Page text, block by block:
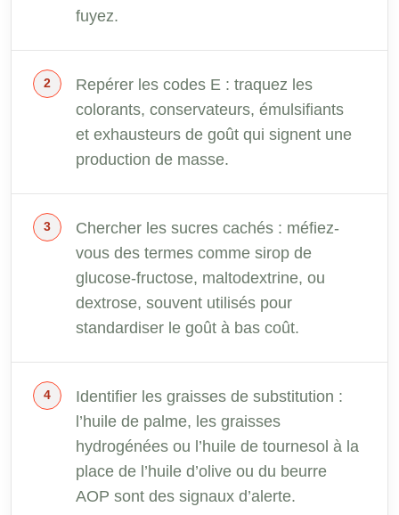
fuyez.
Repérer les codes E : traquez les
colorants, conservateurs, émulsifiants
et exhausteurs de goût qui signent une
production de masse.
Chercher les sucres cachés : méfiez-
vous des termes comme sirop de
glucose-fructose, maltodextrine, ou
dextrose, souvent utilisés pour
standardiser le goût à bas coût.
Identifier les graisses de substitution :
l’huile de palme, les graisses
hydrogénées ou l’huile de tournesol à la
place de l’huile d’olive ou du beurre
AOP sont des signaux d’alerte.